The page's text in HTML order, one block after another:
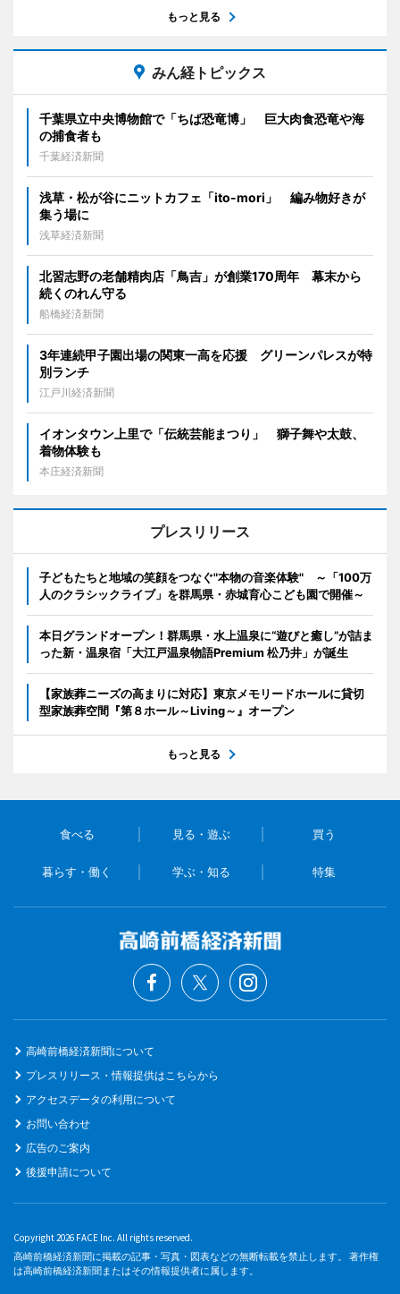
もっと見る
みん経トピックス
千葉県立中央博物館で「ちば恐竜博」 巨大肉食恐竜や海
の捕食者も
千葉経済新聞
浅草・松が谷にニットカフェ「ito-mori」 編み物好きが
集う場に
浅草経済新聞
北習志野の老舗精肉店「鳥吉」が創業170周年 幕末から
続くのれん守る
船橋経済新聞
3年連続甲子園出場の関東一高を応援 グリーンパレスが特
別ランチ
江戸川経済新聞
イオンタウン上里で「伝統芸能まつり」 獅子舞や太鼓、
着物体験も
本庄経済新聞
プレスリリース
子どもたちと地域の笑顔をつなぐ"本物の音楽体験" ～「100万
人のクラシックライブ」を群馬県・赤城育心こども園で開催～
本日グランドオープン！群馬県・水上温泉に“遊びと癒し”が詰ま
った新・温泉宿「大江戸温泉物語Premium 松乃井」が誕生
【家族葬ニーズの高まりに対応】東京メモリードホールに貸切
型家族葬空間『第８ホール～Living～』オープン
もっと見る
食べる 見る・遊ぶ 買う
暮らす・働く 学ぶ・知る 特集
高崎前橋経済新聞について
プレスリリース・情報提供はこちらから
アクセスデータの利用について
お問い合わせ
広告のご案内
後援申請について
Copyright 2026 FACE Inc. All rights reserved.
高崎前橋経済新聞に掲載の記事・写真・図表などの無断転載を禁止します。 著作権
は高崎前橋経済新聞またはその情報提供者に属します。